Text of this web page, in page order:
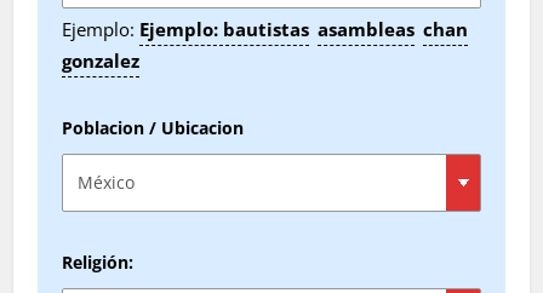
Ejemplo: Ejemplo: bautistas asambleas chan
gonzalez
Poblacion / Ubicacion
Religión: